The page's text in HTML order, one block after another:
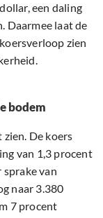
een daling
Daarmee laat de
zien
bodem
De koers
van 1,3 procent
sprake van
naar 3.380
7 procent